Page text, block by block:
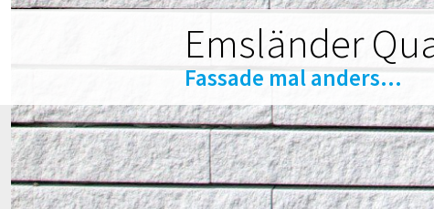
Emsländer
Fassade mal anders...